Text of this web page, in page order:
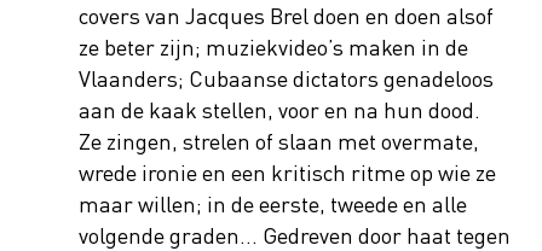
covers van Jacques Brel doen en doen alsof
ze beter zijn; muziekvideo’s maken in de
Vlaanders; Cubaanse dictators genadeloos
aan de kaak stellen, voor en na hun dood.
Ze zingen, strelen of slaan met overmate,
wrede ironie en een kritisch ritme op wie ze
maar willen; in de eerste, tweede en alle
volgende graden… Gedreven door haat tegen